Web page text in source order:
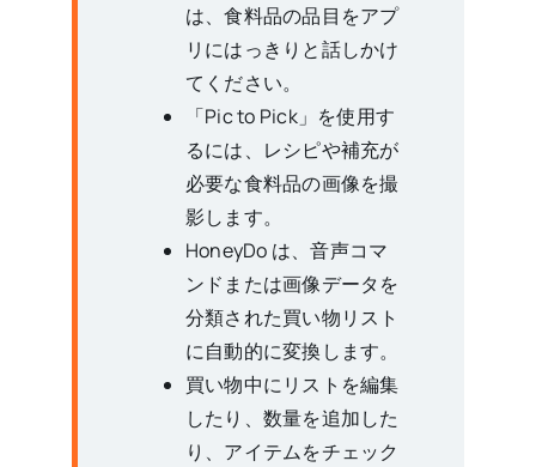
は、食料品の品目をアプ
リにはっきりと話しかけ
てください。
「Pic to Pick」を使用す
るには、レシピや補充が
必要な食料品の画像を撮
影します。
HoneyDo は、音声コマ
ンドまたは画像データを
分類された買い物リスト
に自動的に変換します。
買い物中にリストを編集
したり、数量を追加した
り、アイテムをチェック